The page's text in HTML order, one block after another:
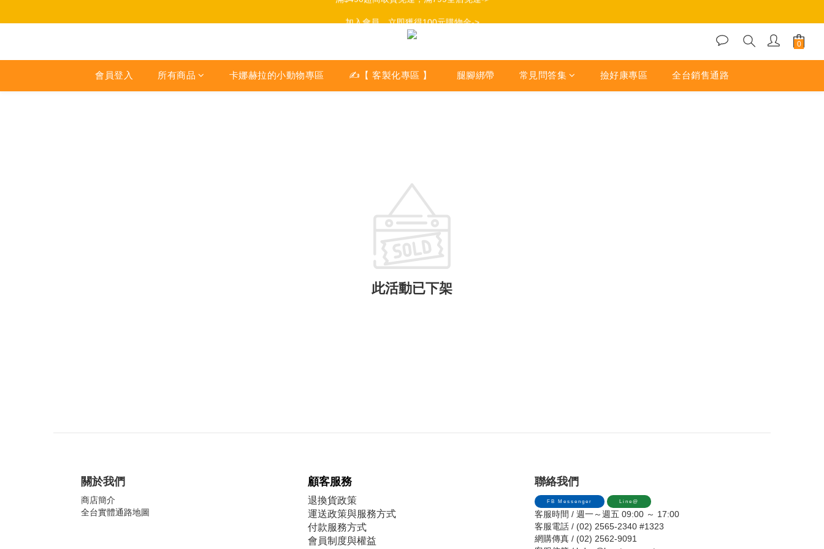
加入會員，立即獲得100元購物金->
會員登入 所有商品 卡娜赫拉的小動物專區 ✍【 客製化專區 】 腿腳綁帶 常見問答集 撿好康專區 全台銷售通路
此活動已下架
關於我們
商店簡介
全台實體通路地圖
顧客服務
退換貨政策
運送政策與服務方式
付款服務方式
會員制度與權益
聯絡我們
FB Messenger Line@
客服時間 / 週一～週五 09:00 ～ 17:00
客服電話 / (02) 2565-2340 #1323
網購傳真 / (02) 2562-9091